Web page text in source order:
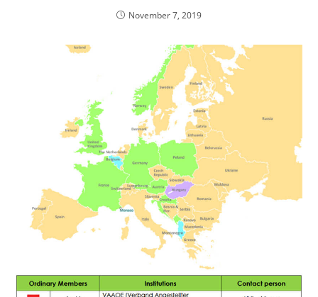
November 7, 2019